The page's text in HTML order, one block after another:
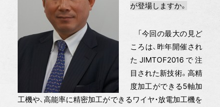
が登場しますか。
「今回の最大の見ど
ころは、昨年開催され
たJIMTOF2016で注
目された新技術。高精
度加工ができる5軸加
工機や、高能率に精密加工ができるワイヤ・放電加工機を